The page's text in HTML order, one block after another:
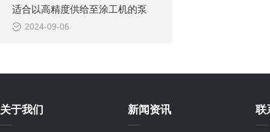
适合以高精度供给至涂工机的泵
2024-09-06
关于我们 新闻资讯 联